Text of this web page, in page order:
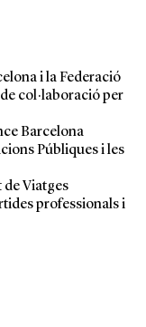
i la Federació
col·laboració per
Barcelona
Públiques i les
de Viatges
professionals i